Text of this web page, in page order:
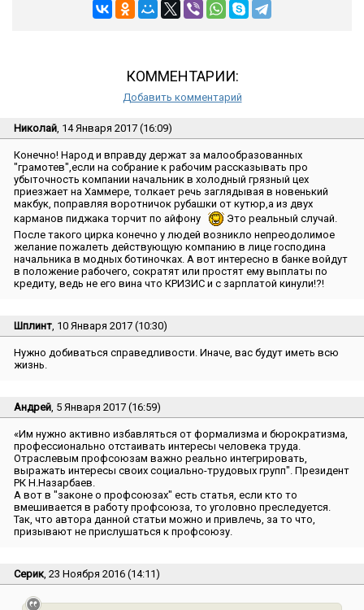
КОММЕНТАРИИ:
Добавить комментарий
Николай , 14 Января 2017 (16:09)
Конечно! Народ и вправду держат за малообразованных
″грамотев″,если на собрание к рабочим рассказывать про
убыточность компании начальник в холодный грязный цех
приезжает на Хаммере, толкает речь заглядывая в новенький
макбук, поправляя воротничок рубашки от кутюр,а из двух
карманов пиджака торчит по айфону
Это реальный случай.
После такого цирка конечно у людей возникло непреодолимое
желание пожалеть действующую компанию в лице господина
начальника в модных ботиночках. А вот интересно в банке войдут
в положение рабочего, сократят или простят ему выплаты по
кредиту, ведь не его вина что КРИЗИС и с зарплатой кинули!?!
Шплинт , 10 Января 2017 (10:30)
Нужно добиваться справедливости. Иначе, вас будут иметь всю
жизнь.
Андрей , 5 Января 2017 (16:59)
«Им нужно активно избавляться от формализма и бюрократизма,
профессионально отстаивать интересы человека труда.
Отраслевым профсоюзам важно реально интегрировать,
выражать интересы своих социально-трудовых групп″. Президент
РК Н.Назарбаев.
А вот в ″законе о профсоюзах″ есть статья, если кто то
вмешивается в работу профсоюза, то уголовно преследуется.
Так, что автора данной статьи можно и привлечь, за то что,
призывают не прислушаться к профсоюзу.
Серик , 23 Ноября 2016 (14:11)